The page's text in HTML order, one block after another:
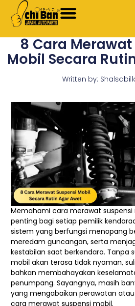
8 Cara
Mobil Secara
Written by:
Memahami cara merawat
penting bagi setiap pemilik
sistem yang berfungsi menopang
meredam guncangan, serta
kestabilan saat berkendara. Tanpa
mobil akan terasa tidak nyaman,
bahkan membahayakan
penumpang. Sayangnya, masih
yang mengabaikan perawatan
cara merawat suspensi mobil.